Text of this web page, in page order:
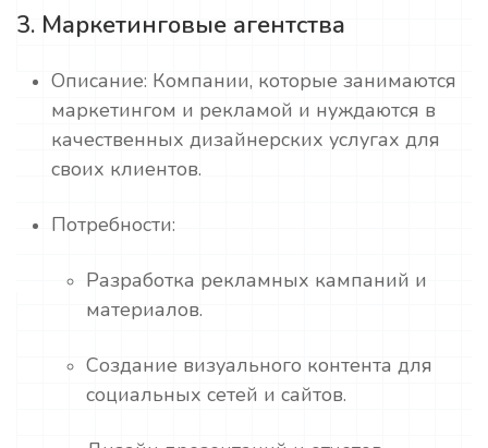
3. Маркетинговые агентства
Описание: Компании, которые занимаются
маркетингом и рекламой и нуждаются в
качественных дизайнерских услугах для
своих клиентов.
Потребности:
Разработка рекламных кампаний и
материалов.
Создание визуального контента для
социальных сетей и сайтов.